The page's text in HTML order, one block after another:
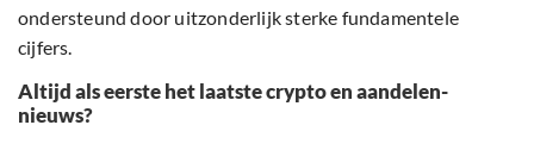
ondersteund door uitzonderlijk sterke fundamentele
cijfers.
Altijd als eerste het laatste crypto en aandelen-
nieuws?